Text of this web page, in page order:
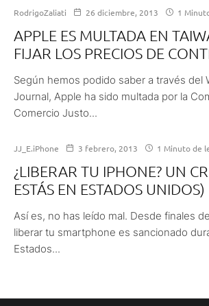
RodrigoZaliati 26 diciembre, 2013 1
APPLE ES MULTADA EN
FIJAR LOS PRECIOS DE
Según hemos podido saber a través del
Journal, Apple ha sido multada por la
Comercio Justo...
JJ_E.iPhone 3 febrero, 2013 1 Minuto de
¿LIBERAR TU IPHONE? UN
ESTÁS EN ESTADOS UNIDOS)
Así es, no has leído mal. Desde finales
liberar tu smartphone es sancionado
Estados...